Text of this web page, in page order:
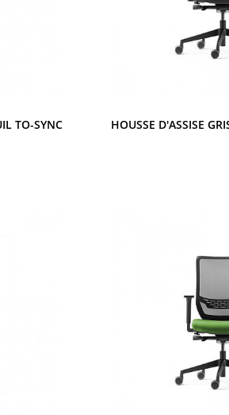
TO-SYNC HOUSSE D'ASSISE